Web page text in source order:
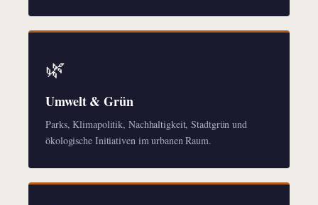
🌿
Umwelt & Grün
Parks, Klimapolitik, Nachhaltigkeit, Stadtgrün und
ökologische Initiativen im urbanen Raum.